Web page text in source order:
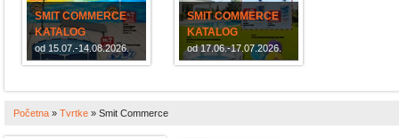
SMIT COMMERCE
KATALOG
od 15.07.-14.08.2026.
SMIT COMMERCE
KATALOG
od 17.06.-17.07.2026.
Početna » Tvrtke » Smit Commerce